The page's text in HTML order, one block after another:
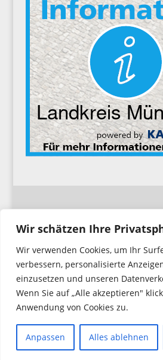
Wir schätzen Ihre
Wir verwenden Cookies, um Ihr
verbessern, personalisierte
einzusetzen und unseren
Wenn Sie auf „Alle akzeptieren"
Anwendung von Cookies zu.
Anpassen Alles ablehnen
Impressum
Datenschutzerklärung
Copyright © 2026.
All Rights